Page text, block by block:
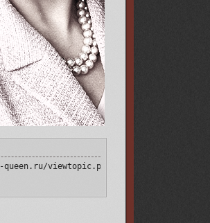
uploads/001a/b2/2a/9/133895.png[/